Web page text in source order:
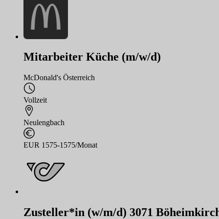
Mitarbeiter Küche (m/w/d)
McDonald's Österreich
Vollzeit
Neulengbach
EUR 1575-1575/Monat
Zusteller*in (w/m/d) 3071